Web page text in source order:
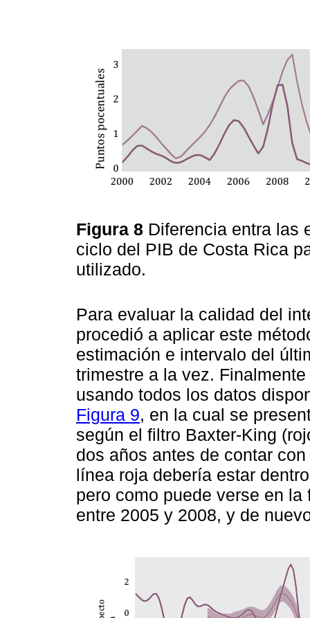
Figura 8 Diferencia entra las
ciclo del PIB de Costa Rica
utilizado.
Para evaluar la calidad del
procedió a aplicar este
estimación e intervalo del
trimestre a la vez.
usando todos los datos
Figura 9, en la cual se
según el filtro Baxter-King
dos años antes de contar
línea roja debería estar
pero como puede verse en
entre 2005 y 2008, y de